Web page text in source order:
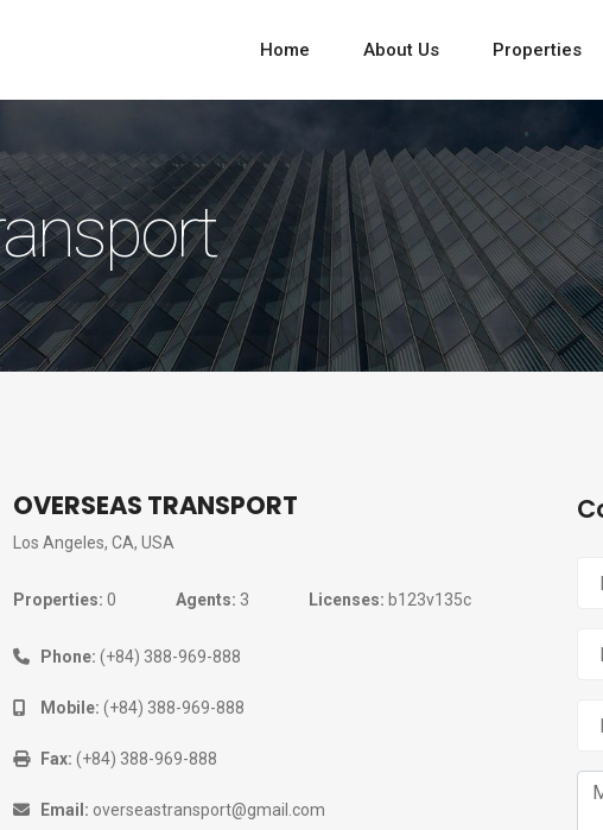
Home About Us Properties
OVERSEAS TRANSPORT
Los Angeles, CA, USA
Properties: 0 Agents: 3 Licenses: b123v135c
Phone: (+84) 388-969-888
Mobile: (+84) 388-969-888
Fax: (+84) 388-969-888
Email: overseastransport@gmail.com